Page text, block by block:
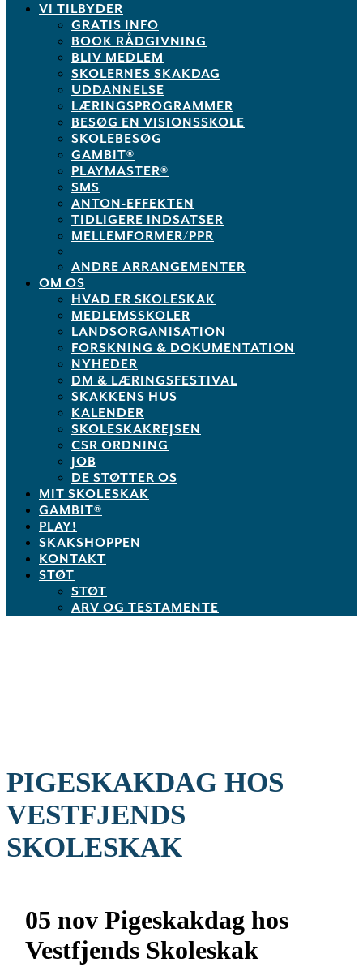
VI TILBYDER
GRATIS INFO
BOOK RÅDGIVNING
BLIV MEDLEM
SKOLERNES SKAKDAG
UDDANNELSE
LÆRINGSPROGRAMMER
BESØG EN VISIONSSKOLE
SKOLEBESØG
GAMBIT®
PLAYMASTER®
SMS
ANTON-EFFEKTEN
TIDLIGERE INDSATSER
MELLEMFORMER/PPR
ANDRE ARRANGEMENTER
OM OS
HVAD ER SKOLESKAK
MEDLEMSSKOLER
LANDSORGANISATION
FORSKNING & DOKUMENTATION
NYHEDER
DM & LÆRINGSFESTIVAL
SKAKKENS HUS
KALENDER
SKOLESKAKREJSEN
CSR ORDNING
JOB
DE STØTTER OS
MIT SKOLESKAK
GAMBIT®
PLAY!
SKAKSHOPPEN
KONTAKT
STØT
STØT
ARV OG TESTAMENTE
PIGESKAKDAG HOS
VESTFJENDS
SKOLESKAK
05 nov Pigeskakdag hos
Vestfjends Skoleskak